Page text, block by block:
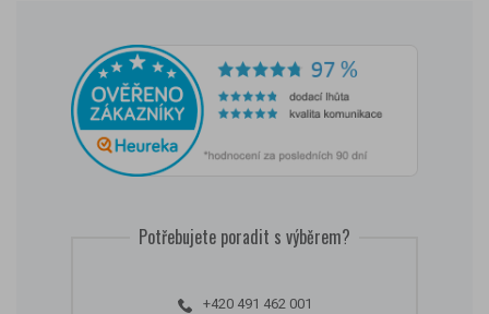
Potřebujete poradit s výběrem?
+420 491 462 001